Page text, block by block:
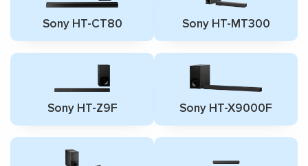
Sony HT-CT80 Sony HT-MT300
Sony HT-Z9F Sony HT-X9000F